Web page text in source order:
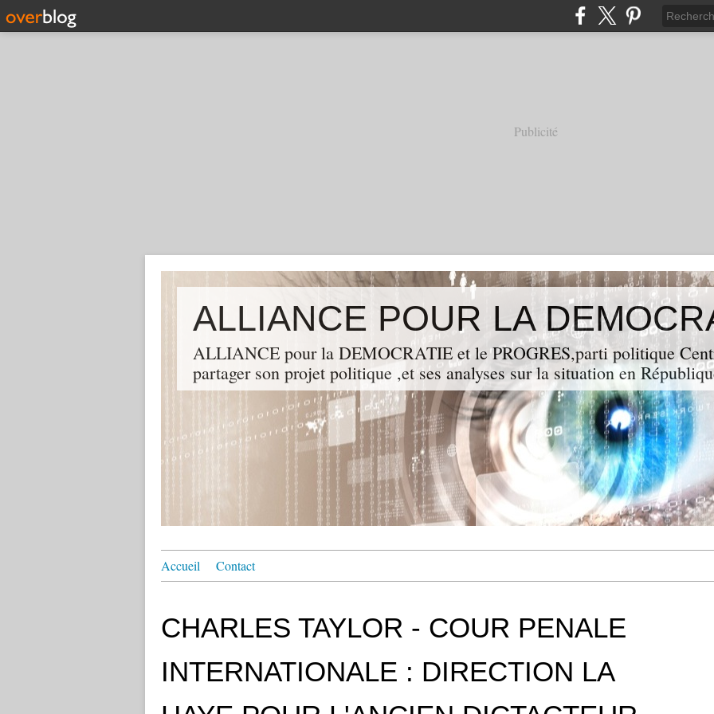
Publicité
ALLIANCE pour la DEMOCRATIE et le PROGRES,parti politique
partager son projet politique ,et ses analyses sur la situation en
Accueil Contact
CHARLES TAYLOR - COUR PENALE
INTERNATIONALE : DIRECTION LA